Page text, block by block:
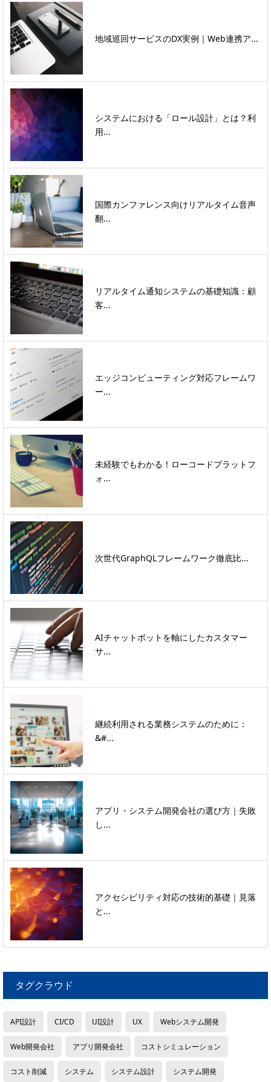
地域巡回サービスのDX実例｜Web連携ア...
システムにおける「ロール設計」とは？利
用...
国際カンファレンス向けリアルタイム音声
翻...
リアルタイム通知システムの基礎知識：顧
客...
エッジコンピューティング対応フレームワ
ー...
未経験でもわかる！ローコードプラットフ
ォ...
次世代GraphQLフレームワーク徹底比...
AIチャットボットを軸にしたカスタマー
サ...
継続利用される業務システムのために：
&#...
アプリ・システム開発会社の選び方｜失敗
し...
アクセシビリティ対応の技術的基礎｜見落
と...
タグクラウド
API設計 CI/CD UI設計 UX Webシステム開発
Web開発会社 アプリ開発会社 コストシミュレーション
コスト削減 システム システム設計 システム開発